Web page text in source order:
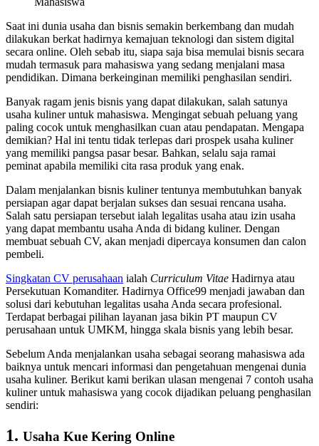
Saat ini dunia usaha dan bisnis semakin berkembang dan mudah
dilakukan berkat hadirnya kemajuan teknologi dan sistem digital
secara online. Oleh sebab itu, siapa saja bisa memulai bisnis secara
mudah termasuk para mahasiswa yang sedang menjalani masa
pendidikan. Dimana berkeinginan memiliki penghasilan sendiri.
Banyak ragam jenis bisnis yang dapat dilakukan, salah satunya
usaha kuliner untuk mahasiswa. Mengingat sebuah peluang yang
paling cocok untuk menghasilkan cuan atau pendapatan. Mengapa
demikian? Hal ini tentu tidak terlepas dari prospek usaha kuliner
yang memiliki pangsa pasar besar. Bahkan, selalu saja ramai
peminat apabila memiliki cita rasa produk yang enak.
Dalam menjalankan bisnis kuliner tentunya membutuhkan banyak
persiapan agar dapat berjalan sukses dan sesuai rencana usaha.
Salah satu persiapan tersebut ialah legalitas usaha atau izin usaha
yang dapat membantu usaha Anda di bidang kuliner. Dengan
membuat sebuah CV, akan menjadi dipercaya konsumen dan calon
pembeli.
Singkatan CV perusahaan ialah Curriculum Vitae Hadirnya atau
Persekutuan Komanditer. Hadirnya Office99 menjadi jawaban dan
solusi dari kebutuhan legalitas usaha Anda secara profesional.
Terdapat berbagai pilihan layanan jasa bikin PT maupun CV
perusahaan untuk UMKM, hingga skala bisnis yang lebih besar.
Sebelum Anda menjalankan usaha sebagai seorang mahasiswa ada
baiknya untuk mencari informasi dan pengetahuan mengenai dunia
usaha kuliner. Berikut kami berikan ulasan mengenai 7 contoh usaha
kuliner untuk mahasiswa yang cocok dijadikan peluang penghasilan
sendiri:
1. Usaha Kue Kering Online